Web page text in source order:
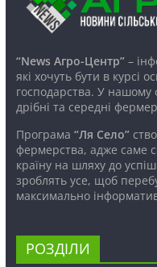
“News Агро-Центр”–
які хочуть бути в курсі
господарства. У нашому
дрібні та середні
Програма “Ля Село”
фермерства, адже саме
країну на шляху до
зроблять усе, щоб
максимально
РОЗДІЛИ